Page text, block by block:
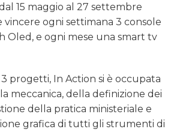
15 maggio al 27 settembre
vincere ogni settimana 3 console
Oled, e ogni mese una smart tv
progetti, In Action si è occupata
meccanica, della definizione dei
della pratica ministeriale e
grafica di tutti gli strumenti di